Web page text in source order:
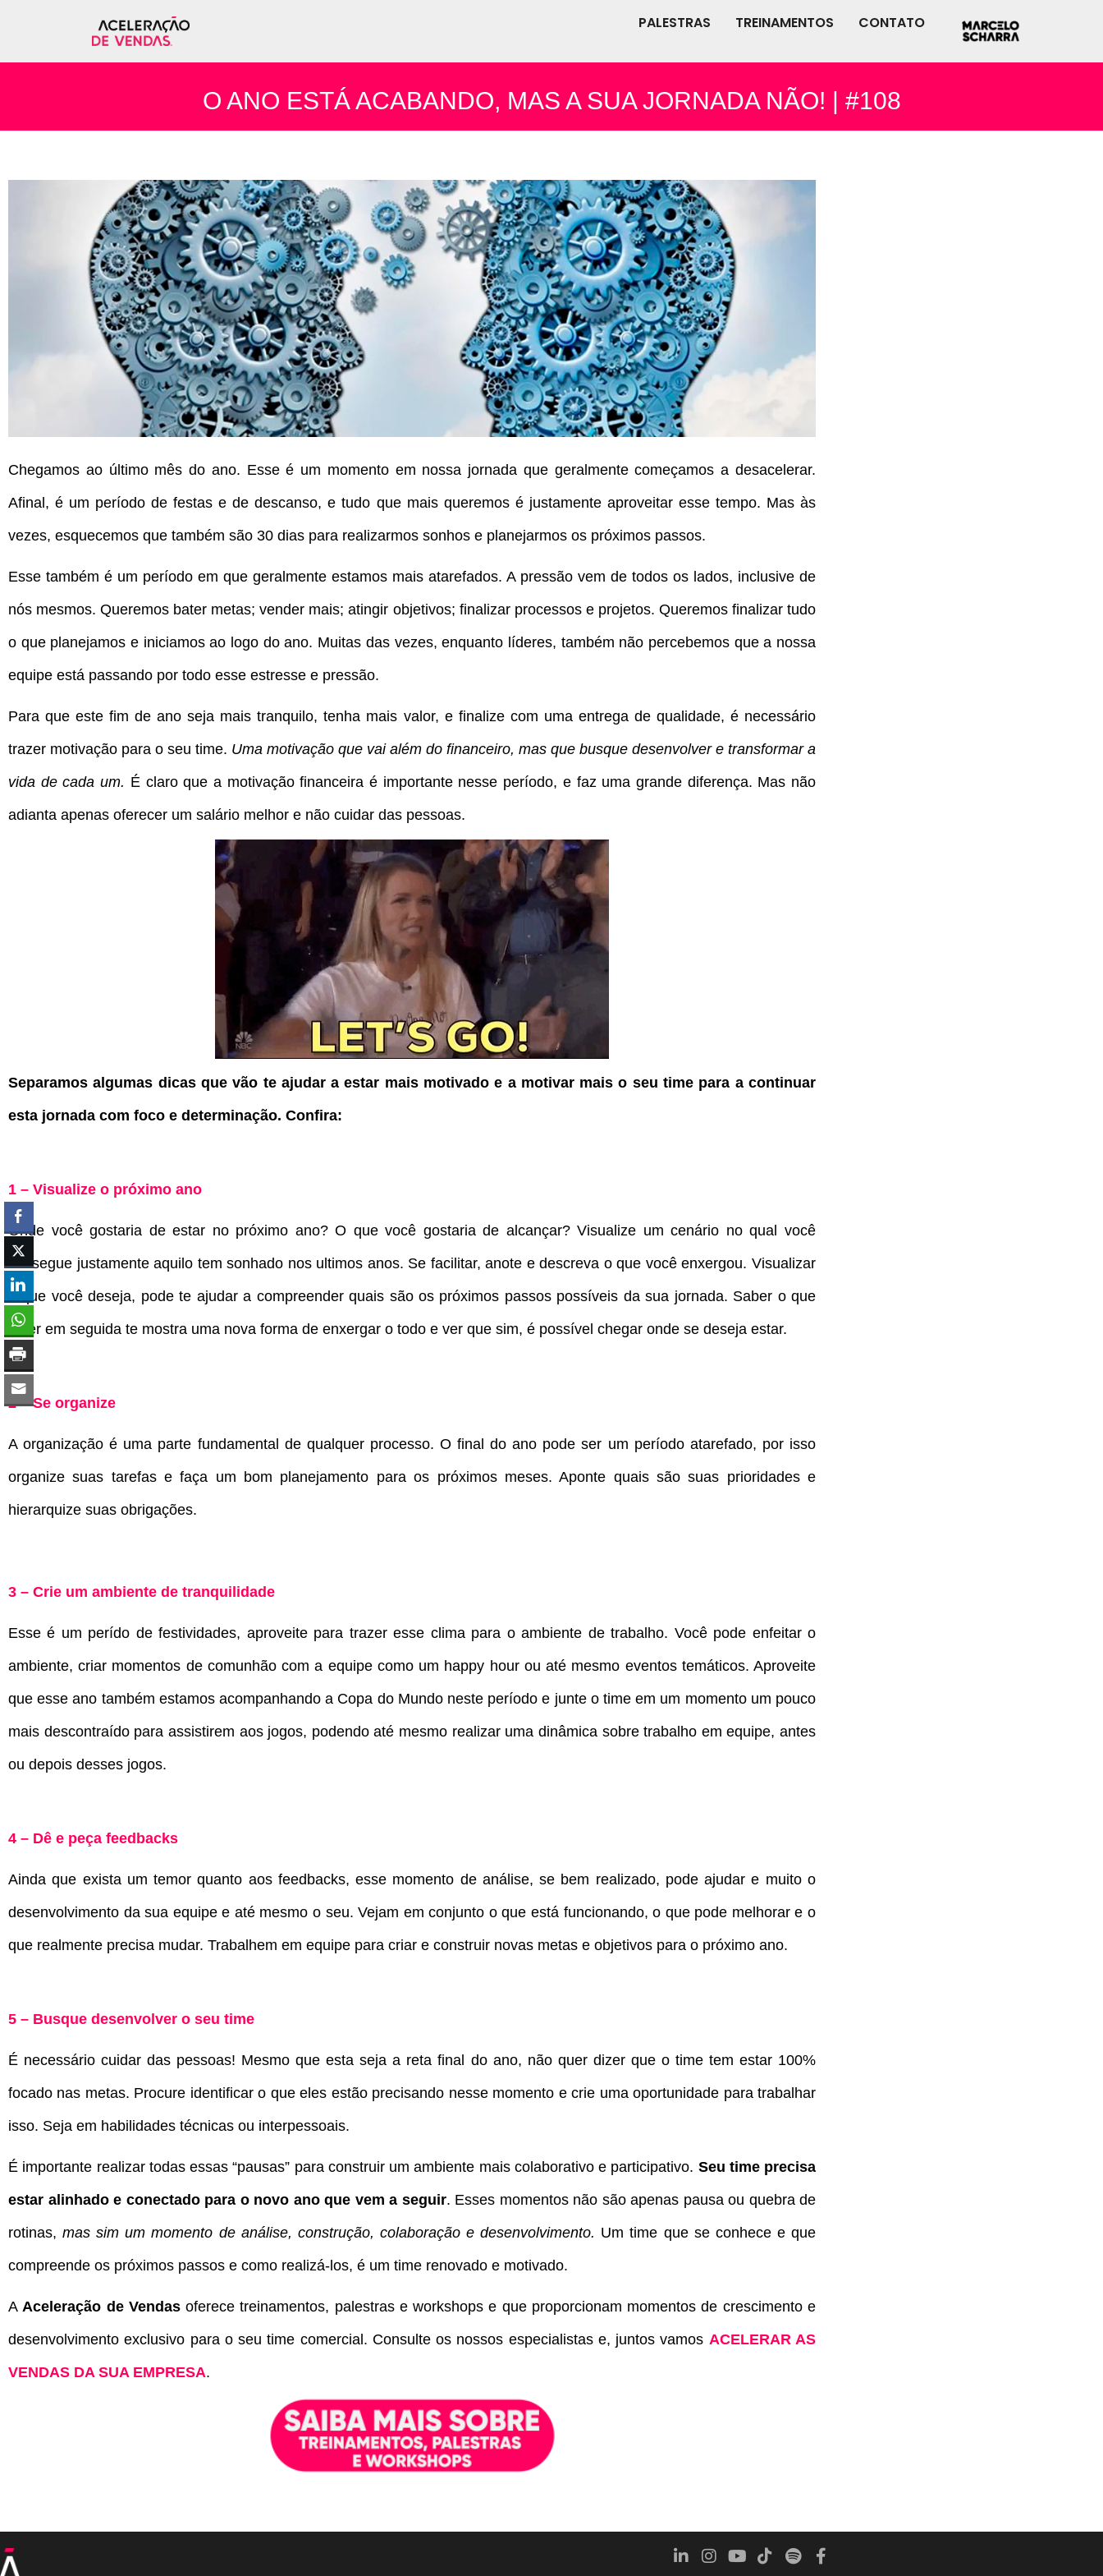
PALESTRAS TREINAMENTOS CONTATO
O ANO ESTÁ ACABANDO, MAS A SUA JORNADA NÃO! | #108
Chegamos ao último mês do ano. Esse é um momento em nossa jornada que geralmente começamos a desacelerar.
Afinal, é um período de festas e de descanso, e tudo que mais queremos é justamente aproveitar esse tempo. Mas às
vezes, esquecemos que também são 30 dias para realizarmos sonhos e planejarmos os próximos passos.
Esse também é um período em que geralmente estamos mais atarefados. A pressão vem de todos os lados, inclusive de
nós mesmos. Queremos bater metas; vender mais; atingir objetivos; finalizar processos e projetos. Queremos finalizar tudo
o que planejamos e iniciamos ao logo do ano. Muitas das vezes, enquanto líderes, também não percebemos que a nossa
equipe está passando por todo esse estresse e pressão.
Para que este fim de ano seja mais tranquilo, tenha mais valor, e finalize com uma entrega de qualidade, é necessário
trazer motivação para o seu time. Uma motivação que vai além do financeiro, mas que busque desenvolver e transformar a
vida de cada um. É claro que a motivação financeira é importante nesse período, e faz uma grande diferença. Mas não
adianta apenas oferecer um salário melhor e não cuidar das pessoas.
Separamos algumas dicas que vão te ajudar a estar mais motivado e a motivar mais o seu time para a continuar
esta jornada com foco e determinação. Confira:
1 – Visualize o próximo ano
Onde você gostaria de estar no próximo ano? O que você gostaria de alcançar? Visualize um cenário no qual você
consegue justamente aquilo tem sonhado nos ultimos anos. Se facilitar, anote e descreva o que você enxergou. Visualizar
o que você deseja, pode te ajudar a compreender quais são os próximos passos possíveis da sua jornada. Saber o que
fazer em seguida te mostra uma nova forma de enxergar o todo e ver que sim, é possível chegar onde se deseja estar.
2 – Se organize
A organização é uma parte fundamental de qualquer processo. O final do ano pode ser um período atarefado, por isso
organize suas tarefas e faça um bom planejamento para os próximos meses. Aponte quais são suas prioridades e
hierarquize suas obrigações.
3 – Crie um ambiente de tranquilidade
Esse é um perído de festividades, aproveite para trazer esse clima para o ambiente de trabalho. Você pode enfeitar o
ambiente, criar momentos de comunhão com a equipe como um happy hour ou até mesmo eventos temáticos. Aproveite
que esse ano também estamos acompanhando a Copa do Mundo neste período e junte o time em um momento um pouco
mais descontraído para assistirem aos jogos, podendo até mesmo realizar uma dinâmica sobre trabalho em equipe, antes
ou depois desses jogos.
4 – Dê e peça feedbacks
Ainda que exista um temor quanto aos feedbacks, esse momento de análise, se bem realizado, pode ajudar e muito o
desenvolvimento da sua equipe e até mesmo o seu. Vejam em conjunto o que está funcionando, o que pode melhorar e o
que realmente precisa mudar. Trabalhem em equipe para criar e construir novas metas e objetivos para o próximo ano.
5 – Busque desenvolver o seu time
É necessário cuidar das pessoas! Mesmo que esta seja a reta final do ano, não quer dizer que o time tem estar 100%
focado nas metas. Procure identificar o que eles estão precisando nesse momento e crie uma oportunidade para trabalhar
isso. Seja em habilidades técnicas ou interpessoais.
É importante realizar todas essas “pausas” para construir um ambiente mais colaborativo e participativo. Seu time precisa
estar alinhado e conectado para o novo ano que vem a seguir. Esses momentos não são apenas pausa ou quebra de
rotinas,mas sim um momento de análise, construção, colaboração e desenvolvimento. Um time que se conhece e que
compreende os próximos passos e como realizá-los, é um time renovado e motivado.
AAceleração de Vendasoferece treinamentos, palestras e workshops e que proporcionam momentos de crescimento e
desenvolvimento exclusivo para o seu time comercial. Consulte os nossos especialistas e, juntos vamos ACELERAR AS
VENDAS DA SUA EMPRESA.